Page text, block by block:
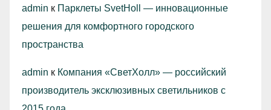
admin к Парклеты SvetHoll — инновационные
решения для комфортного городского
пространства
admin к Компания «СветХолл» — российский
производитель эксклюзивных светильников с